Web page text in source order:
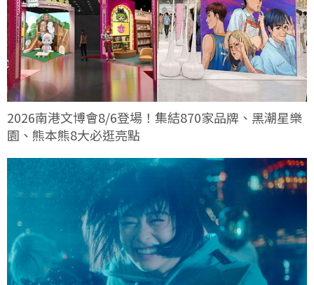
2026南港文博會8/6登場！集結870家品牌、黑潮星樂
園、熊本熊8大必逛亮點